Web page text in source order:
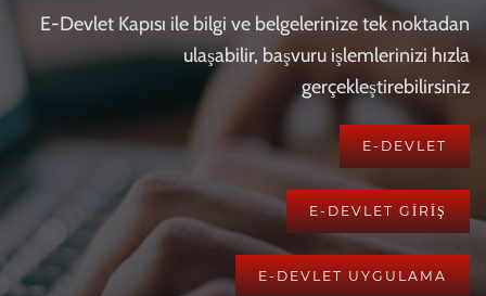
E-Devlet Kapısı ile bilgi ve belgelerinize tek noktadan
ulaşabilir, başvuru işlemlerinizi hızla
gerçekleştirebilirsiniz
E-DEVLET
E-DEVLET GİRİŞ
E-DEVLET UYGULAMA